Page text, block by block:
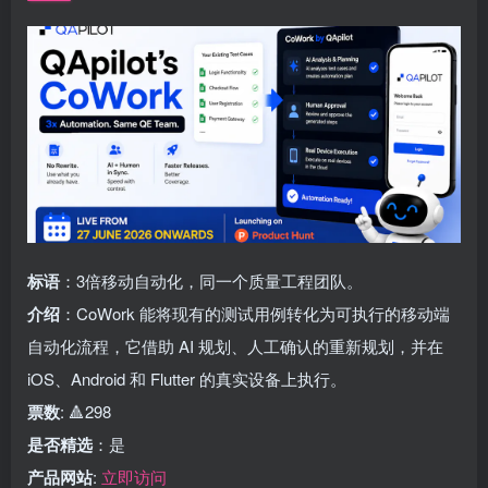
标语 ：3倍移动自动化，同一个质量工程团队。
介绍 ：CoWork 能将现有的测试用例转化为可执行的移动端
自动化流程，它借助 AI 规划、人工确认的重新规划，并在
iOS、Android 和 Flutter 的真实设备上执行。
票数: 🔺298
是否精选 ：是
产品网站: 立即访问